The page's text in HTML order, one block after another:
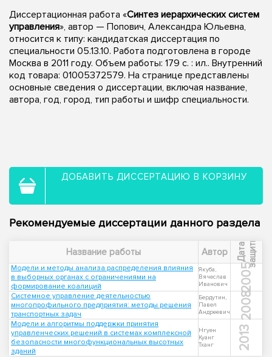
Диссертационная работа «Синтез иерархических систем
управления», автор — Попович, Александра Юльевна,
относится к типу: кандидатская диссертация по
специальности 05.13.10. Работа подготовлена в городе
Москва в 2011 году. Объем работы: 179 с. : ил.. Внутренний
код товара: 01005372579. На странице представлены
основные сведения о диссертации, включая название,
автора, год, город, тип работы и шифр специальности.
ДОБАВИТЬ ДИССЕРТАЦИЮ В КОРЗИНУ
Рекомендуемые диссертации данного раздела
Название работы Автор Д
а
т
а
з
а
щ
и
т ы
Модели и методы анализа распределения влияния
в выборных органах с ограничениями на
формирование коалиций
Якуба,
Вячеслав
Иванович
2005
Системное управление деятельностью
многопрофильного предприятия: методы решения
транспортных задач
Бердутин,
Павел
Андреевич
2008
Модели и алгоритмы поддержки принятия
управленческих решений в системах комплексной
безопасности многофункциональных высотных
зданий
Нгуен
Куанг
Тханг
2013